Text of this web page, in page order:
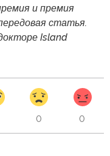
и премия
статья.
Island
0 0